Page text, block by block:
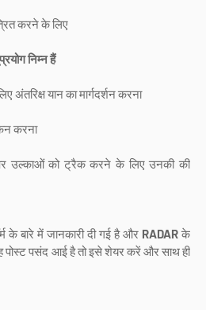
करने के लिए
निम्न हैं
अंतरिक्ष यान का मार्गदर्शन करना
करना
उल्काओं को ट्रैक करने के लिए उनकी की
के बारे में जानकारी दी गई है और RADAR के
पोस्ट पसंद आई है तो इसे शेयर करें और साथ ही